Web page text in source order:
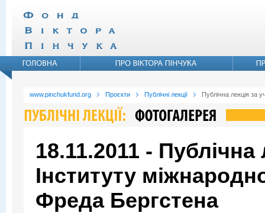
www.pinchukfund.org Проєкти Публічні лекції Публічна лекція за
18.11.2011 - Публічна
Інституту
Фреда Бергстена